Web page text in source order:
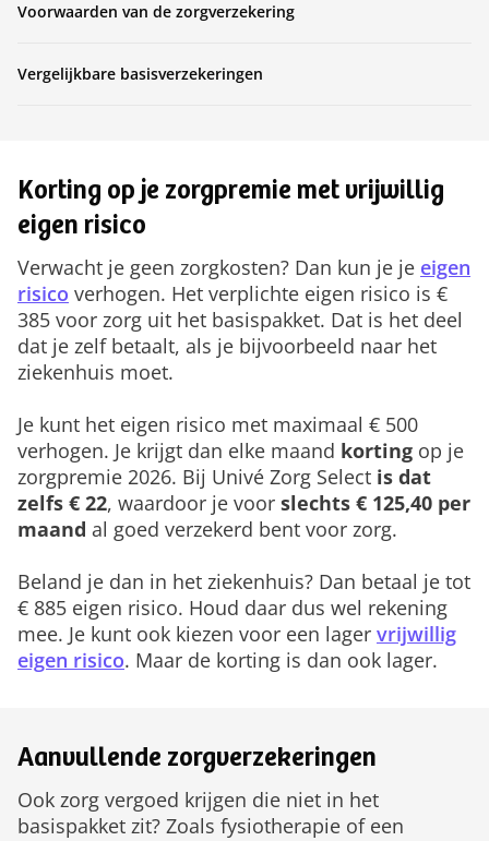
Voorwaarden van de zorgverzekering
Vergelijkbare basisverzekeringen
Korting op je zorgpremie met vrijwillig
eigen risico
Verwacht je geen zorgkosten? Dan kun je je eigen
risico verhogen. Het verplichte eigen risico is €
385 voor zorg uit het basispakket. Dat is het deel
dat je zelf betaalt, als je bijvoorbeeld naar het
ziekenhuis moet.
Je kunt het eigen risico met maximaal € 500
verhogen. Je krijgt dan elke maand korting op je
zorgpremie 2026. Bij Univé Zorg Select is dat
zelfs € 22, waardoor je voor slechts € 125,40 per
maand al goed verzekerd bent voor zorg.
Beland je dan in het ziekenhuis? Dan betaal je tot
€ 885 eigen risico. Houd daar dus wel rekening
mee. Je kunt ook kiezen voor een lager vrijwillig
eigen risico. Maar de korting is dan ook lager.
Aanvullende zorgverzekeringen
Ook zorg vergoed krijgen die niet in het
basispakket zit? Zoals fysiotherapie of een